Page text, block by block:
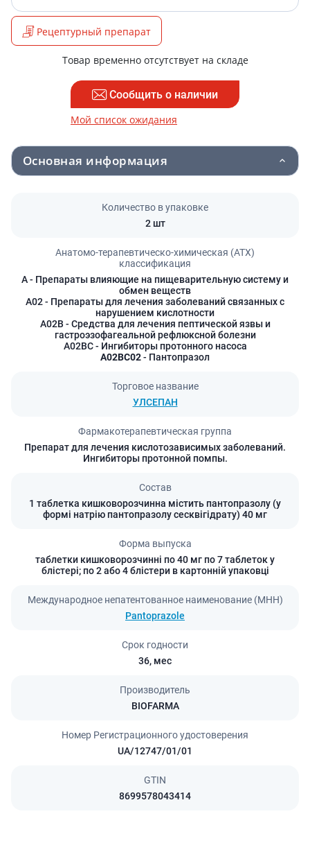
Рецептурный препарат
Товар временно отсутствует на складе
Сообщить о наличии
Мой список ожидания
Основная информация
Количество в упаковке
2 шт
Анатомо-терапевтическо-химическая (АТХ)
классификация
A- Препараты влияющие на пищеварительную систему и
обмен веществ
A02- Препараты для лечения заболеваний связанных с
нарушением кислотности
A02B - Средства для лечения пептической язвы и
гастроэзофагеальной рефлюксной болезни
A02BC- Ингибиторы протонного насоса
A02BC02- Пантопразол
Торговое название
УЛСЕПАН
Фармакотерапевтическая группа
Препарат для лечения кислотозависимых заболеваний.
Ингибиторы протонной помпы.
Состав
1 таблетка кишковорозчинна містить пантопразолу (у
формі натрію пантопразолу сесквігідрату) 40 мг
Форма выпуска
таблетки кишковорозчинні по 40 мг по 7 таблеток у
блістері; по 2 або 4 блістери в картонній упаковці
Международное непатентованное наименование (МНН)
Pantoprazole
Срок годности
36, мес
Производитель
BIOFARMA
Номер Регистрационного удостоверения
UA/12747/01/01
GTIN
8699578043414